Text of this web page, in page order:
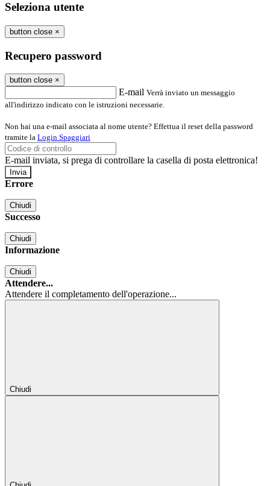
Seleziona utente
button close ×
Recupero password
button close ×
E-mail Verrà inviato un messaggio
all'indirizzo indicato con le istruzioni necessarie.
Non hai una e-mail associata al nome utente? Effettua il reset della password
tramite la Login Spaggiari
E-mail inviata, si prega di controllare la casella di posta elettronica!
Errore
Chiudi
Successo
Chiudi
Informazione
Chiudi
Attendere...
Attendere il completamento dell'operazione...
Chiudi